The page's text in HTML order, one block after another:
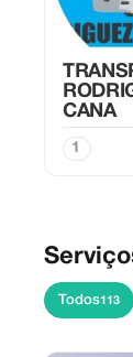
CANA
1
Todos113